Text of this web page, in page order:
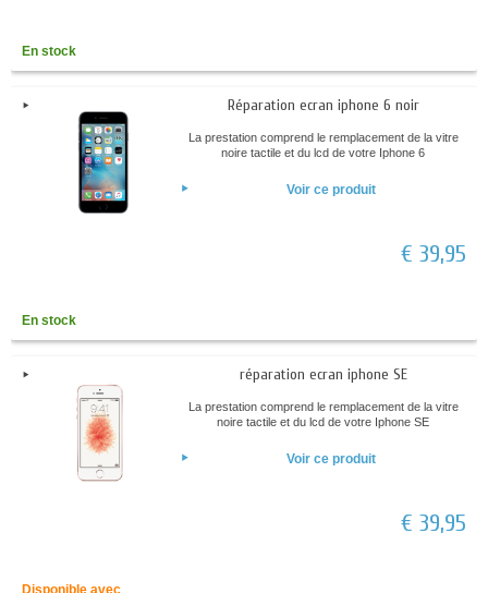
En stock
Réparation ecran iphone 6 noir
La prestation comprend le remplacement de la vitre
noire tactile et du lcd de votre Iphone 6
Voir ce produit
€ 39,95
En stock
réparation ecran iphone SE
La prestation comprend le remplacement de la vitre
noire tactile et du lcd de votre Iphone SE
Voir ce produit
€ 39,95
Disponible avec